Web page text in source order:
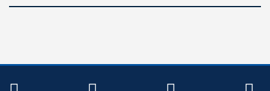
TWITTER FACEBOOKYOUTUBE